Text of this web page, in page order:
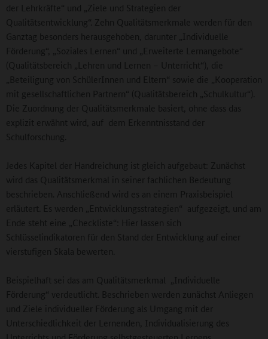
der Lehrkräfte“ und „Ziele und Strategien der
Qualitätsentwicklung“. Zehn Qualitätsmerkmale werden für den
Ganztag besonders herausgehoben, darunter „Individuelle
Förderung“, „Soziales Lernen“ und „Erweiterte Lernangebote“
(Qualitätsbereich „Lehren und Lernen – Unterricht“), die
„Beteiligung von SchülerInnen und Eltern“ sowie die „Kooperation
mit gesellschaftlichen Partnern“ (Qualitätsbereich „Schulkultur“).
Die Zuordnung der Qualitätsmerkmale basiert, ohne dass das
explizit erwähnt wird, auf dem Erkenntnisstand der
Schulforschung.
Jedes Kapitel der Handreichung ist gleich aufgebaut: Zunächst
wird das Qualitätsmerkmal in seiner fachlichen Bedeutung
beschrieben. Anschließend wird es an einem Praxisbeispiel
erläutert. Es werden „Entwicklungsstrategien“ aufgezeigt, und am
Ende steht eine „Checkliste“: Hier lassen sich
Schlüsselindikatoren für den Stand der Entwicklung auf einer
vierstufigen Skala bewerten.
Beispielhaft sei das am Qualitätsmerkmal „Individuelle
Förderung“ verdeutlicht. Beschrieben werden zunächst Anliegen
und Ziele individueller Förderung als Umgang mit der
Unterschiedlichkeit der Lernenden, Individualisierung des